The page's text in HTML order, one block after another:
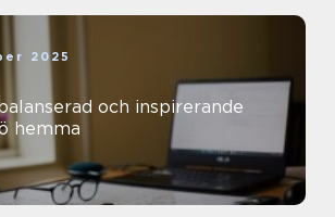
2025
och inspirerande
hemma